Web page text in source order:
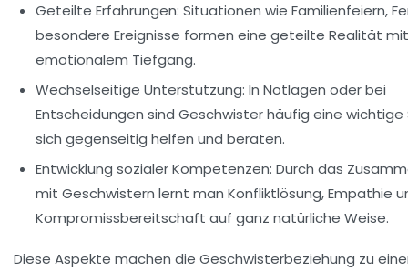
Geteilte Erfahrungen: Situationen wie Familienfeiern,
besondere Ereignisse formen eine geteilte Realität mit
emotionalem Tiefgang.
Wechselseitige Unterstützung: In Notlagen oder bei
Entscheidungen sind Geschwister häufig eine
sich gegenseitig helfen und beraten.
Entwicklung sozialer Kompetenzen: Durch das
mit Geschwistern lernt man Konfliktlösung, Empathie
Kompromissbereitschaft auf ganz natürliche Weise.
Diese Aspekte machen die Geschwisterbeziehung zu